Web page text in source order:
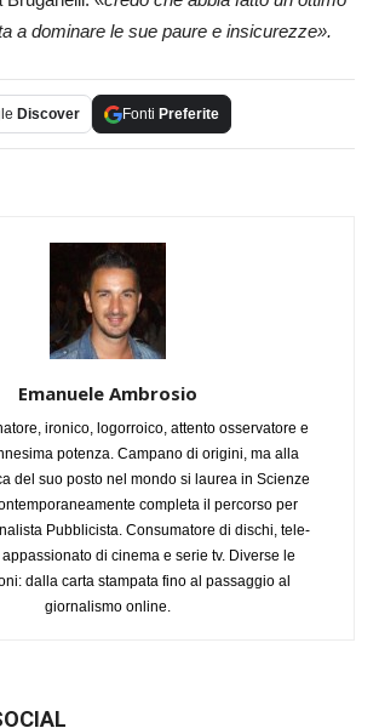
a dominare le sue paure e insicurezze».
Discover Fonti Preferite
Emanuele Ambrosio
ironico, logorroico, attento osservatore e
potenza. Campano di origini, ma alla
del suo posto nel mondo si laurea in Scienze
completa il percorso per
Pubblicista. Consumatore di dischi, tele-
di cinema e serie tv. Diverse le
dalla carta stampata fino al passaggio al
giornalismo online.